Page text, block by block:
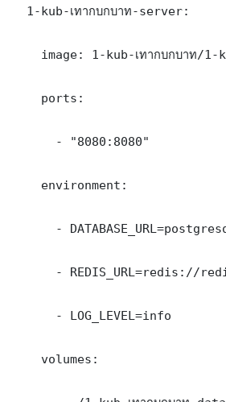
  1-kub-เทากบกบาท-server:
image: 1-kub-เทากบกบาท/1-
    ports:
      - "8080:8080"
    environment:
-
- REDIS_URL=redis://
      - LOG_LEVEL=info
    volumes: